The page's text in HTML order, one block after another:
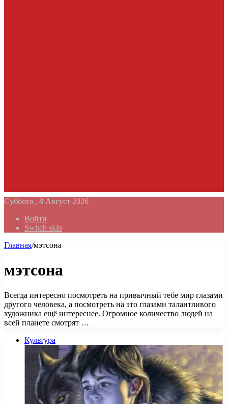
Суббота , 8 Август 2026
Войти
Switch skin
Главная/мэтсона
мэтсона
Всегда интересно посмотреть на привычный тебе мир глазами
другого человека, а посмотреть на это глазами талантливого
художника ещё интереснее. Огромное количество людей на
всей планете смотрят …
Культура